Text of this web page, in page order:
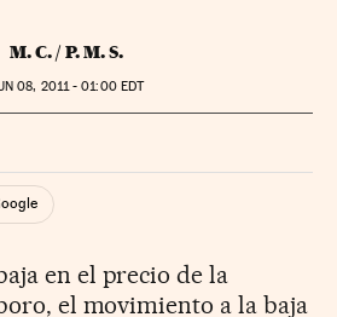
M. C. / P. M. S.
08, 2011 - 01:00EDT
Twitter
Redes Sociales
en el precio de la
el movimiento a la baja